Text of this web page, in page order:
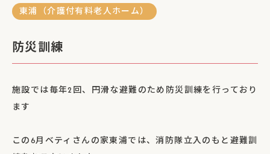
東浦（介護付有料老人ホーム）
防災訓練
施設では毎年2回、円滑な避難のため防災訓練を行っており
ます
この6月ベティさんの家東浦では、消防隊立入のもと避難訓